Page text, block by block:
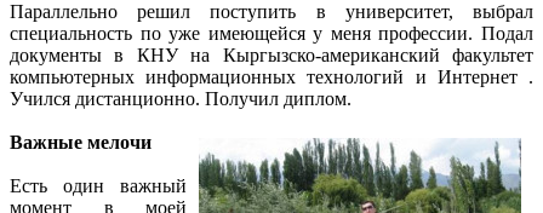
Параллельно решил поступить в университет, выбрал
специальность по уже имеющейся у меня профессии. Подал
документы в КНУ на Кыргызско-американский факультет
компьютерных информационных технологий и Интернет .
Учился дистанционно. Получил диплом.
Важные мелочи
Есть один важный
момент в моей